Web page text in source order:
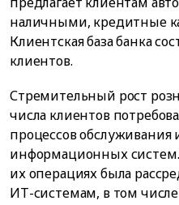
наличными, кредитные
Клиентская база банка
клиентов.
Стремительный рост
числа клиентов
процессов
информационных
их операциях была
ИТ-системам, в том